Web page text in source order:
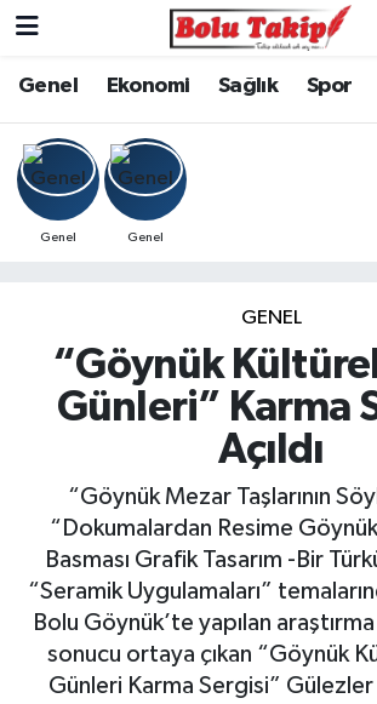
Genel Ekonomi Sağlık Spor
Genel Genel
GENEL
“Göynük
Günleri” Karma
Açıldı
“Göynük Mezar Taşlarının
“Dokumalardan Resime
Basması Grafik Tasarım -Bir
“Seramik Uygulamaları”
Bolu Göynük’te yapılan
sonucu ortaya çıkan “Göynük
Günleri Karma Sergisi” Gülezler